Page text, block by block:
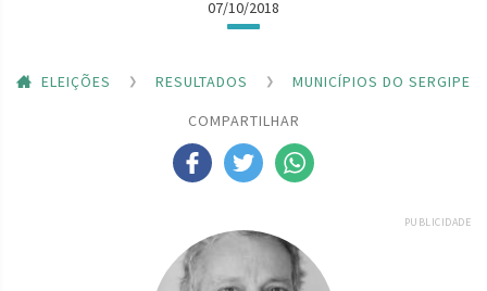
07/10/2018
ELEIÇÕES RESULTADOS
MUNICÍPIOS DO SERGIPE
COMPARTILHAR
PUBLICIDADE